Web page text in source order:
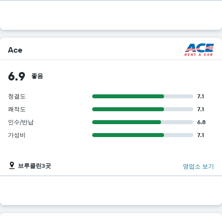
Ace
6.9 좋음
청결도
7.1
쾌적도
7.1
인수/반납
6.8
가성비
7.1
브루클린3곳 영업소 보기